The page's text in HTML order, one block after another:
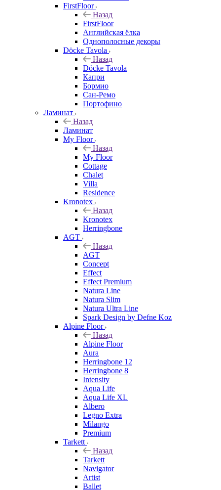
FirstFloor
Назад
FirstFloor
Английская ёлка
Однополосные декоры
Döcke Tavola
Назад
Döcke Tavola
Капри
Бормио
Сан-Ремо
Портофино
Ламинат
Назад
Ламинат
My Floor
Назад
My Floor
Cottage
Chalet
Villa
Residence
Kronotex
Назад
Kronotex
Herringbone
AGT
Назад
AGT
Concept
Effect
Effect Premium
Natura Line
Natura Slim
Natura Ultra Line
Spark Design by Defne Koz
Alpine Floor
Назад
Alpine Floor
Aura
Herringbone 12
Herringbone 8
Intensity
Aqua Life
Aqua Life XL
Albero
Legno Extra
Milango
Premium
Tarkett
Назад
Tarkett
Navigator
Artist
Ballet